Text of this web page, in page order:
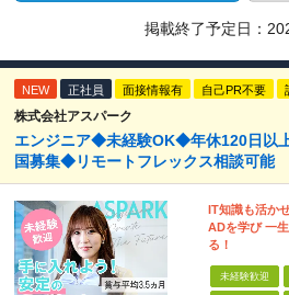
掲載終了予定日：
NEW 正社員 面接情報有 自己PR不要
株式会社アスパーク
エンジニア◆未経験OK◆年休120日以
国募集◆リモートフレックス相談可能
IT知識も活か
ADを学び 一
る！
未経験歓迎